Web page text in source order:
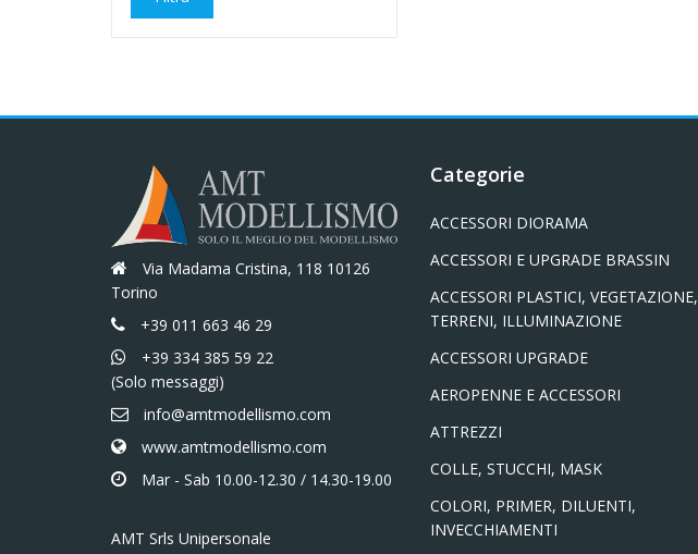
Via Madama Cristina, 118 10126
Torino
+39 011 663 46 29
+39 334 385 59 22
(Solo messaggi)
info@amtmodellismo.com
www.amtmodellismo.com
Mar - Sab 10.00-12.30 / 14.30-19.00
AMT Srls Unipersonale
Categorie
ACCESSORI DIORAMA
ACCESSORI E UPGRADE BRASSIN
ACCESSORI PLASTICI, VEGETAZIONE,
TERRENI, ILLUMINAZIONE
ACCESSORI UPGRADE
AEROPENNE E ACCESSORI
ATTREZZI
COLLE, STUCCHI, MASK
COLORI, PRIMER, DILUENTI,
INVECCHIAMENTI